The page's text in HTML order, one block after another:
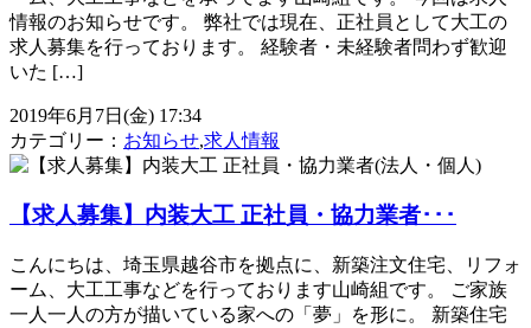
情報のお知らせです。 弊社では現在、正社員として大工の
求人募集を行っております。 経験者・未経験者問わず歓迎
いた […]
2019年6月7日(金) 17:34
カテゴリー： お知らせ,求人情報
【求人募集】内装大工 正社員・協力業者･･･
こんにちは、埼玉県越谷市を拠点に、新築注文住宅、リフォ
ーム、大工工事などを行っております山崎組です。 ご家族
一人一人の方が描いている家への「夢」を形に。 新築住宅